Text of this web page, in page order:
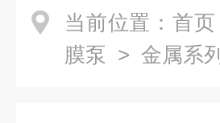
当前位置： 首页
膜泵 > 金属系列